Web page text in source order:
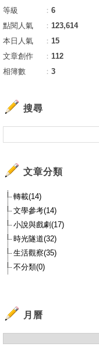
等級
： 6
點閱人氣
： 123,614
本日人氣
： 15
文章創作
： 112
相簿數
： 3
搜尋
文章分類
轉載(14)
文學參考(14)
小說與戲劇(17)
時光隧道(32)
生活觀察(35)
不分類(0)
月曆